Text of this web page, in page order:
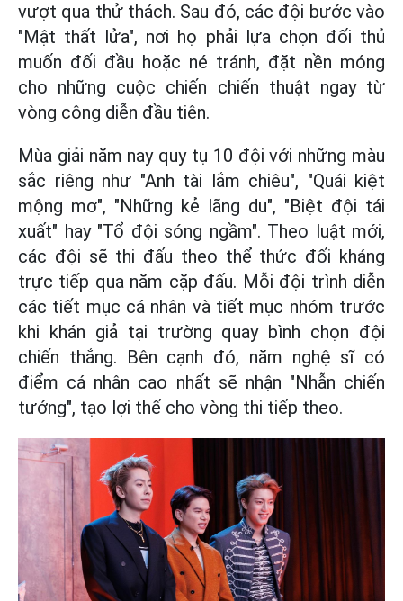
vượt qua thử thách. Sau đó, các đội bước vào
"Mật thất lửa", nơi họ phải lựa chọn đối thủ
muốn đối đầu hoặc né tránh, đặt nền móng
cho những cuộc chiến chiến thuật ngay từ
vòng công diễn đầu tiên.
Mùa giải năm nay quy tụ 10 đội với những màu
sắc riêng như "Anh tài lắm chiêu", "Quái kiệt
mộng mơ", "Những kẻ lãng du", "Biệt đội tái
xuất" hay "Tổ đội sóng ngầm". Theo luật mới,
các đội sẽ thi đấu theo thể thức đối kháng
trực tiếp qua năm cặp đấu. Mỗi đội trình diễn
các tiết mục cá nhân và tiết mục nhóm trước
khi khán giả tại trường quay bình chọn đội
chiến thắng. Bên cạnh đó, năm nghệ sĩ có
điểm cá nhân cao nhất sẽ nhận "Nhẫn chiến
tướng", tạo lợi thế cho vòng thi tiếp theo.